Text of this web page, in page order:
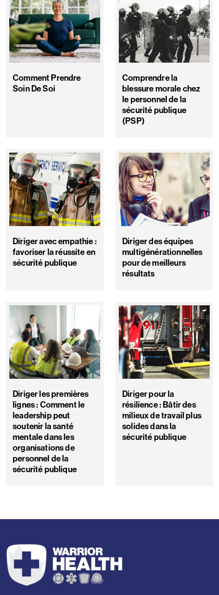
Comment Prendre
Soin De Soi
Comprendre la
blessure morale chez
le personnel de la
sécurité publique
(PSP)
Diriger avec empathie :
favoriser la réussite en
sécurité publique
Diriger des équipes
multigénérationnelles
pour de meilleurs
résultats
Diriger les premières
lignes : Comment le
leadership peut
soutenir la santé
mentale dans les
organisations de
personnel de la
sécurité publique
Diriger pour la
résilience : Bâtir des
milieux de travail plus
solides dans la
sécurité publique